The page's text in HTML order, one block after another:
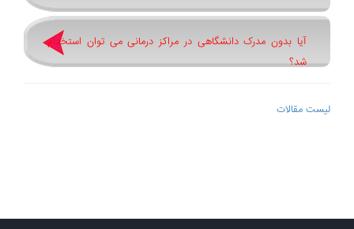
آیا بدون مدرک دانشگاهی در مراکز درمانی می توان استخدام
شد؟
لیست مقالات